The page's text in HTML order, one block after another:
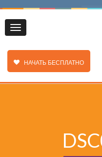
Toggle
ЗАКАЗАТЬ ЗВОНОК
НАЧАТЬ БЕСПЛАТНО